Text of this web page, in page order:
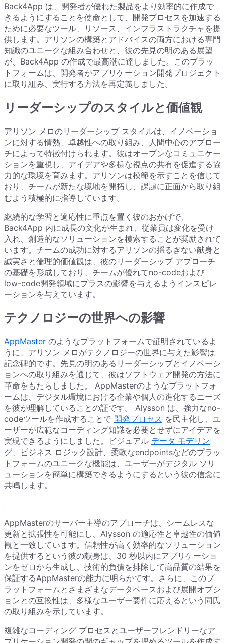
Back4App は、開発者が優れた製品をより効率的に作成で
きるようにすることを使命として、開発プロセスを加速する
ために必要なツール、リソース、インフラストラクチャを提
供します。アリソンの構築とアドバイスの両方における専門
知識のユニークな組み合わせと、彼の先見の明のある展望
が、Back4App の作成で最高潮に達しました。このプラッ
トフォームは、開発者がアプリケーション開発プロジェクト
に取り組み、実行する方法を再定義しました。
リーダーシップのスタイルと価値観
アリソン メロのリーダーシップ スタイルは、イノベーショ
ンに対する情熱、卓越性への取り組み、人間中心のアプロー
チによって特徴付けられます。彼はオープンなコミュニケー
ションを重視し、アイデアや多様な視点の共有を促進する協
力的な環境を育みます。アリソンは模範を示すことを信じて
おり、チームが新たな境地を開拓し、課題に正面から取り組
むよう積極的に指導しています。
継続的な学習と適応性に重点を置く彼のおかげで、
Back4App 内に成長の文化が生まれ、従業員は変化を受け
入れ、創造的なソリューションを模索することが奨励されて
います。チームの成功に対するアリソンの揺るぎない献身と
誠実さと倫理的価値観は、彼のリーダーシップ アプローチ
の基礎を形成しており、チームが優れてno-codeおよび
low-code開発領域にプラスの影響を与えるようインスピレ
ーションを与えています。
テクノロジーの世界への影響
AppMaster のようなプラットフォームで証明されているよ
うに、アリソン メロがテクノロジーの世界に与えた影響は
記念碑的です。先見の明のあるリーダーシップとイノベーシ
ョンへの取り組みを通じて、彼はソフトウェア開発の方法に
革命をもたらしました。 AppMasterのようなプラットフォ
ームは、デジタル環境における企業や個人の進化するニーズ
を彼が理解していることの証です。 Alysson は、強力なno-
codeツールを作成することで 開発プロセス を民主化し、ユ
ーザーが広範なコーディング知識を必要とせずにアイデアを
実現できるようにしました。ビジュアル データ モデリン
グ、ビジネス ロジック設計、柔軟なendpointsなどのプラッ
トフォームのユニークな機能は、ユーザーがデジタル ソリ
ューションを簡単に構築できるようにするという彼の信念に
共鳴します。
AppMasterのサーバー主導のアプローチは、シームレスな
更新と拡張性を可能にし、Alysson の適応性と卓越性の価値
観と一致しています。信頼性が高く効率的なソリューション
を提供するという彼の献身は、30 秒以内にアプリケーショ
ンをゼロから生成し、技術的負債を排除して高品質の結果を
保証するAppMasterの能力に明らかです。さらに、このプ
ラットフォームとさまざまなデータベースおよび展開オプシ
ョンとの互換性は、多様なユーザー要件に応えるという同氏
の取り組みを示しています。
複雑なコーディング プロセスとユーザーフレンドリーなア